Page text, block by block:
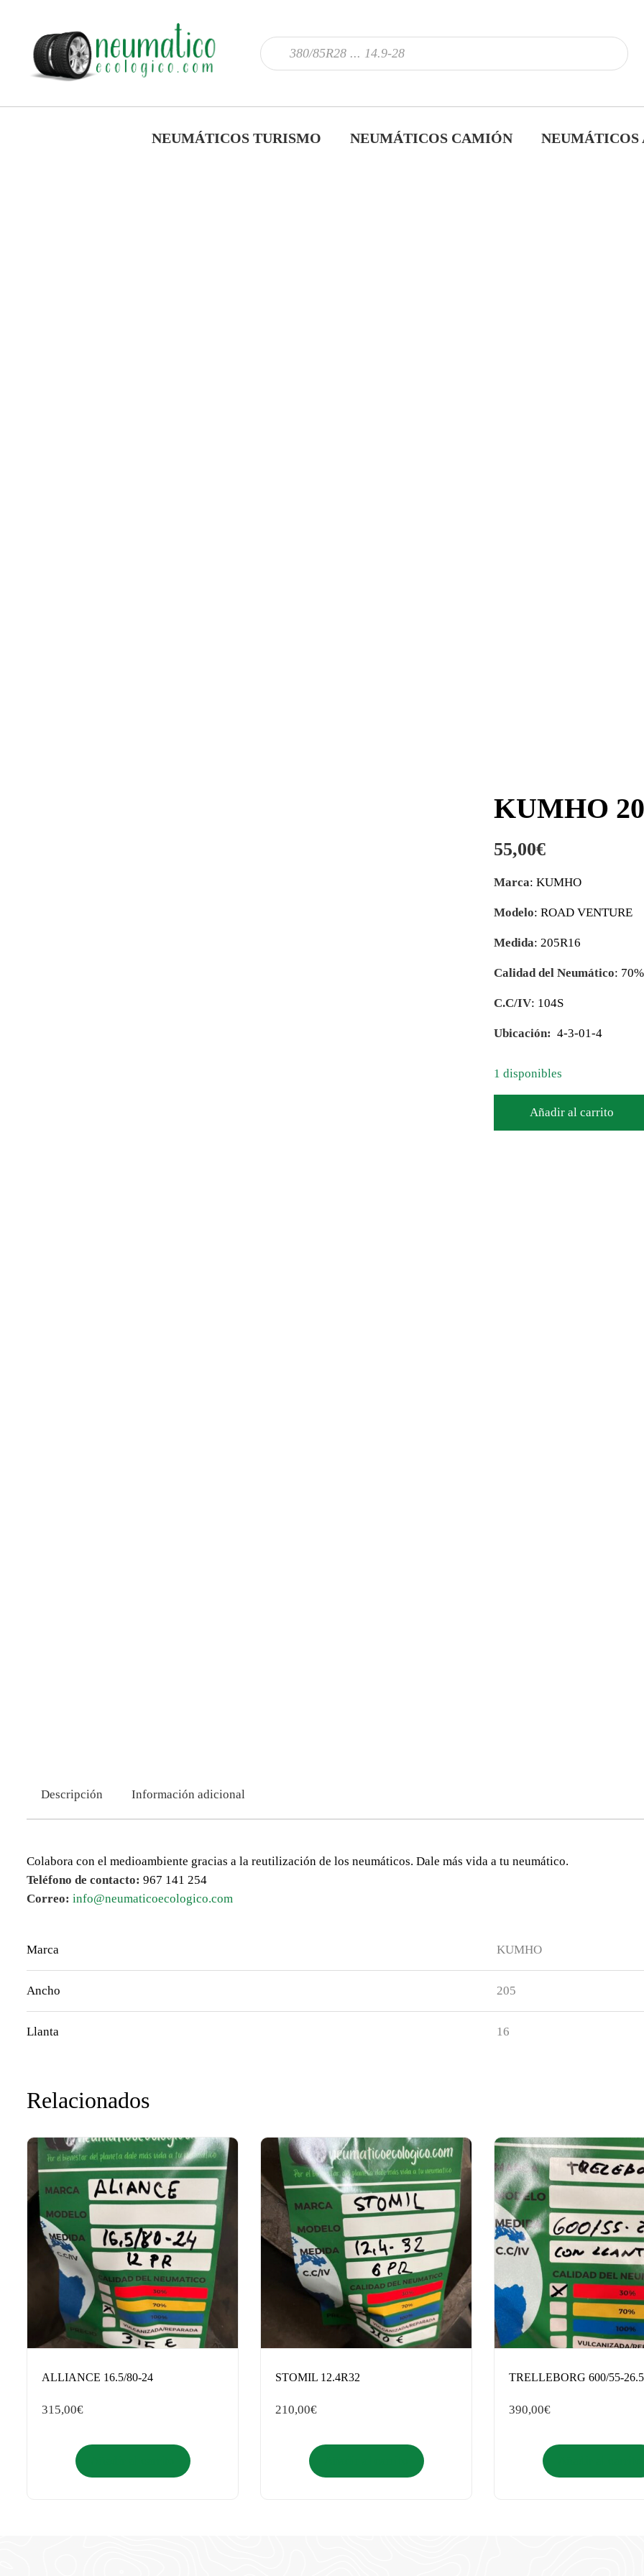
NEUMÁTICOS TURISMO NEUMÁTICOS CAMIÓN
KUMHO
55,00€
Marca: KUMHO
Modelo: ROAD VENTURE
Medida: 205R16
Calidad del Neumático:
C.C/IV: 104S
Ubicación: 4-3-01-4
1 disponibles
Añadir al carrito
Descripción Información adicional
Colabora con el medioambiente gracias a la reutilización de los neumáticos. Dale más vida a tu neumático.
Teléfono de contacto: 967 141 254
Correo: info@neumaticoecologico.com
Marca KUMHO
Ancho 205
Llanta 16
Relacionados
ALLIANCE 16.5/80-24
315,00€
STOMIL 12.4R32
210,00€
TRELLEBORG 600/55-
390,00€